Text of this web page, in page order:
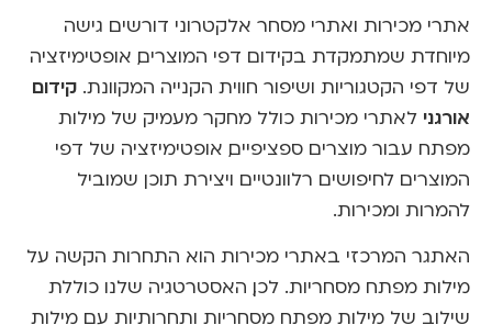
אתרי מכירות ואתרי מסחר אלקטרוני דורשים גישה
מיוחדת שמתמקדת בקידום דפי המוצרים, אופטימיזציה
של דפי הקטגוריות ושיפור חווית הקנייה המקוונת. קידום
אורגני לאתרי מכירות כולל מחקר מעמיק של מילות
מפתח עבור מוצרים ספציפיים, אופטימיזציה של דפי
המוצרים לחיפושים רלוונטיים ויצירת תוכן שמוביל
להמרות ומכירות.
האתגר המרכזי באתרי מכירות הוא התחרות הקשה על
מילות מפתח מסחריות. לכן, האסטרטגיה שלנו כוללת
שילוב של מילות מפתח מסחריות ותחרותיות עם מילות